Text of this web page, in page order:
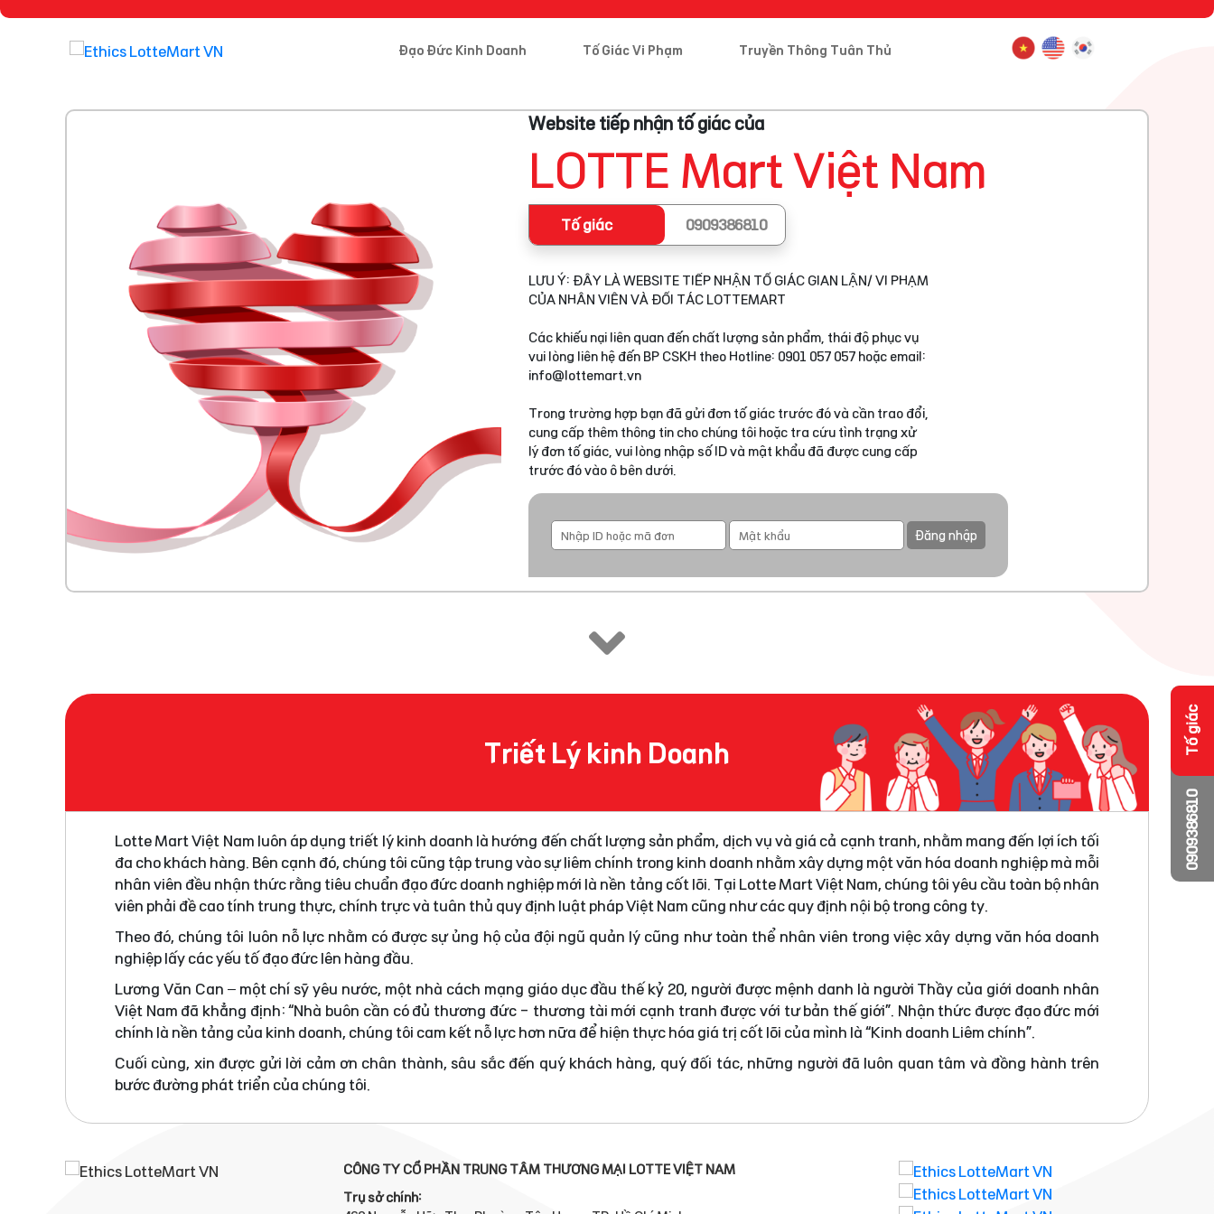
Đạo Đức Kinh Doanh Tố Giác Vi Phạm Truyền Thông Tuân Thủ
Website tiếp nhận tố giác của
LOTTE Mart Việt Nam
Tố giác 0909386810
LƯU Ý: ĐÂY LÀ WEBSITE TIẾP NHẬN TỐ GIÁC GIAN LẬN/ VI PHẠM
CỦA NHÂN VIÊN VÀ ĐỐI TÁC LOTTEMART
Các khiếu nại liên quan đến chất lượng sản phẩm, thái độ phục vụ
vui lòng liên hệ đến BP CSKH theo Hotline: 0901 057 057 hoặc email:
info@lottemart.vn
Trong trường hợp bạn đã gửi đơn tố giác trước đó và cần trao đổi,
cung cấp thêm thông tin cho chúng tôi hoặc tra cứu tình trạng xử
lý đơn tố giác, vui lòng nhập số ID và mật khẩu đã được cung cấp
trước đó vào ô bên dưới.
Đăng nhập
Triết Lý kinh Doanh
Lotte Mart Việt Nam luôn áp dụng triết lý kinh doanh là hướng đến chất lượng sản phẩm, dịch vụ và giá cả cạnh tranh, nhằm mang đến lợi ích tối
đa cho khách hàng. Bên cạnh đó, chúng tôi cũng tập trung vào sự liêm chính trong kinh doanh nhằm xây dựng một văn hóa doanh nghiệp mà mỗi
nhân viên đều nhận thức rằng tiêu chuẩn đạo đức doanh nghiệp mới là nền tảng cốt lõi. Tại Lotte Mart Việt Nam, chúng tôi yêu cầu toàn bộ nhân
viên phải đề cao tính trung thực, chính trực và tuân thủ quy định luật pháp Việt Nam cũng như các quy định nội bộ trong công ty.
Theo đó, chúng tôi luôn nỗ lực nhằm có được sự ủng hộ của đội ngũ quản lý cũng như toàn thể nhân viên trong việc xây dựng văn hóa doanh
nghiệp lấy các yếu tố đạo đức lên hàng đầu.
Lương Văn Can – một chí sỹ yêu nước, một nhà cách mạng giáo dục đầu thế kỷ 20, người được mệnh danh là người Thầy của giới doanh nhân
Việt Nam đã khẳng định: “Nhà buôn cần có đủ thương đức - thương tài mới cạnh tranh được với tư bản thế giới”. Nhận thức được đạo đức mới
chính là nền tảng của kinh doanh, chúng tôi cam kết nỗ lực hơn nữa để hiện thực hóa giá trị cốt lõi của mình là “Kinh doanh Liêm chính”.
Cuối cùng, xin được gửi lời cảm ơn chân thành, sâu sắc đến quý khách hàng, quý đối tác, những người đã luôn quan tâm và đồng hành trên
bước đường phát triển của chúng tôi.
CÔNG TY CỔ PHẦN TRUNG TÂM THƯƠNG MẠI LOTTE VIỆT NAM
Trụ sở chính:
0909386810
Tố giác